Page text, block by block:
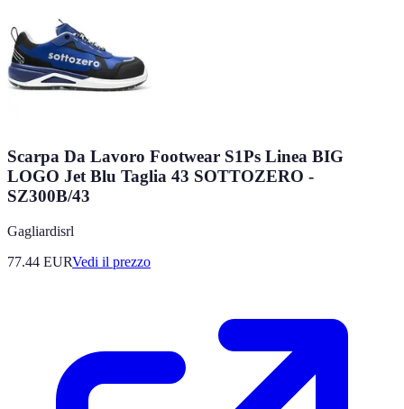
Scarpa Da Lavoro Footwear S1Ps Linea BIG
LOGO Jet Blu Taglia 43 SOTTOZERO -
SZ300B/43
Gagliardisrl
77.44 EURVedi il prezzo